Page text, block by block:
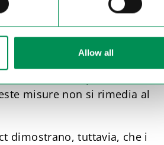
Allow all
negli stabilimenti
sia nel territorio nazionale sia
Intertek ed STR. Se
misure non si rimedia al
dimostrano, tuttavia, che i